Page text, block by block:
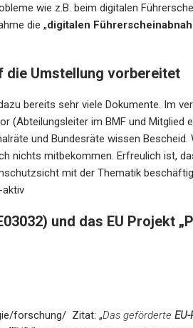
wie z.B. beim digitalen
die „digitalen
die Umstellung vorbereitet
bereits sehr viele Dokumente. Im
(Abteilungsleiter im BMF und Mitglied
und Bundesräte wissen
nichts mitbekommen. Erfreulich ist,
mit der Thematik
und das EU Projekt
forschung/ Zitat: „Das geförderte EU-